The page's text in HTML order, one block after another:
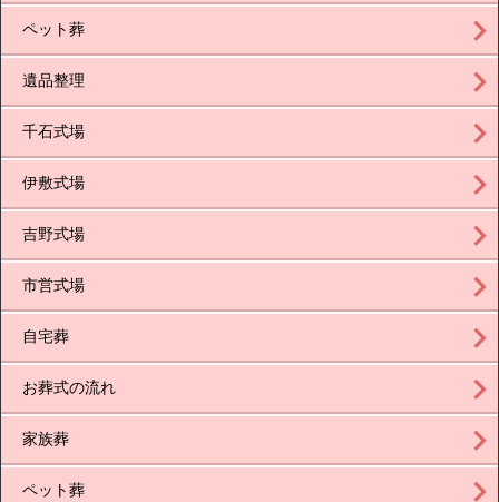
ペット葬
遺品整理
千石式場
伊敷式場
吉野式場
市営式場
自宅葬
お葬式の流れ
家族葬
ペット葬